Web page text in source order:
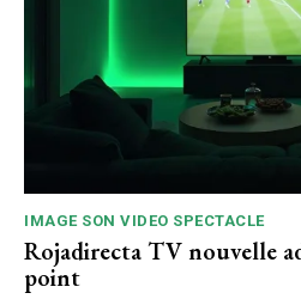
IMAGE SON VIDEO SPECTACLE
Rojadirecta TV nouvelle
point